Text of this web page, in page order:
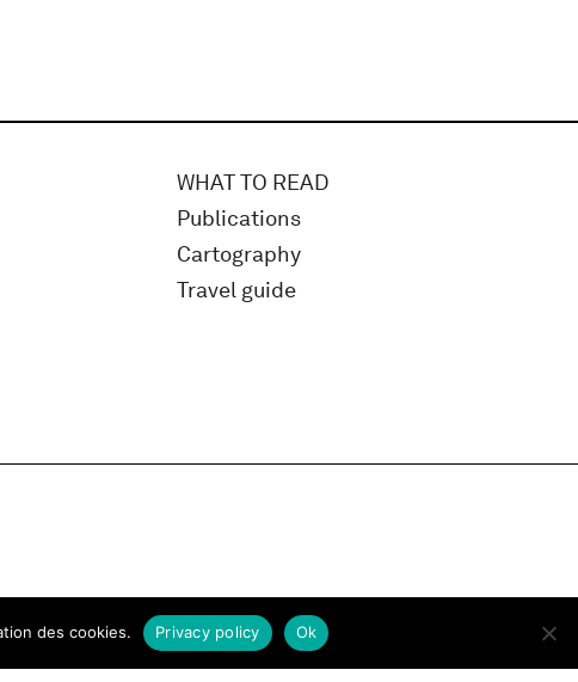
WHAT TO READ
Publications
Cartography
Travel guide
des cookies. Ok
Privacy policy